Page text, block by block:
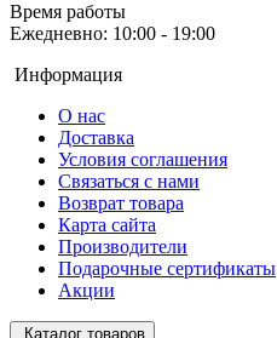
Время работы
Ежедневно: 10:00 - 19:00
Информация
О нас
Доставка
Условия соглашения
Связаться с нами
Возврат товара
Карта сайта
Производители
Подарочные сертификаты
Акции
Каталог товаров